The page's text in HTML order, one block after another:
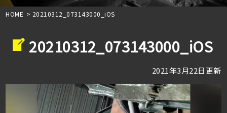
HOME > 20210312_073143000_iOS
20210312_073143000_iOS
2021年3月22日更新